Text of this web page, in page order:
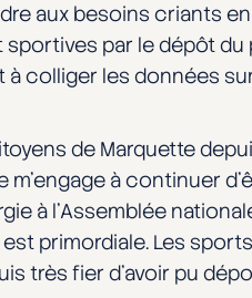
aux besoins criants
par le dépôt
colliger les données
de Marquette
à continuer
à l’Assemblée
primordiale. Les
très fier d’avoir pu